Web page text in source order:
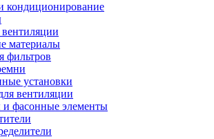
кондиционирование
материалы
фильтров
установки
вентиляции
и фасонные элементы